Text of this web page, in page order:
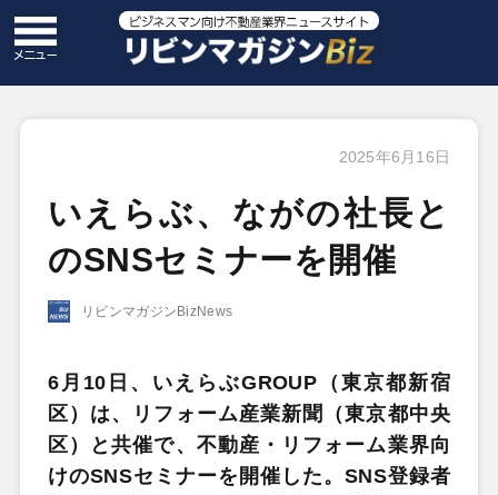
2025年6月16日
いえらぶ、ながの社長と
のSNSセミナーを開催
リビンマガジンBizNews
6月10日、いえらぶGROUP（東京都新宿
区）は、リフォーム産業新聞（東京都中央
区）と共催で、不動産・リフォーム業界向
けのSNSセミナーを開催した。SNS登録者